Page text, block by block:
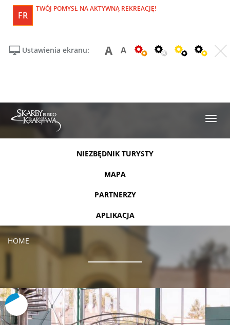
FR
TWÓJ POMYSŁ NA AKTYWNĄ REKREACJĘ!
Ustawienia ekranu: A A
NIEZBĘDNIK TURYSTY
MAPA
PARTNERZY
APLIKACJA
HOME